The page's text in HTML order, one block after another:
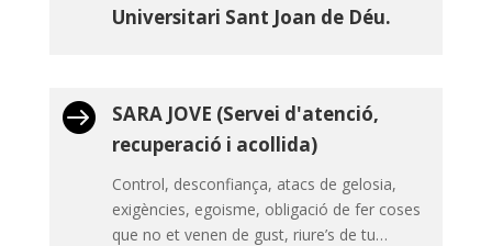
Universitari Sant Joan de Déu.

SARA JOVE (Servei d'atenció,
recuperació i acollida)
Control, desconfiança, atacs de gelosia,
exigències, egoisme, obligació de fer coses
que no et venen de gust, riure’s de tu…